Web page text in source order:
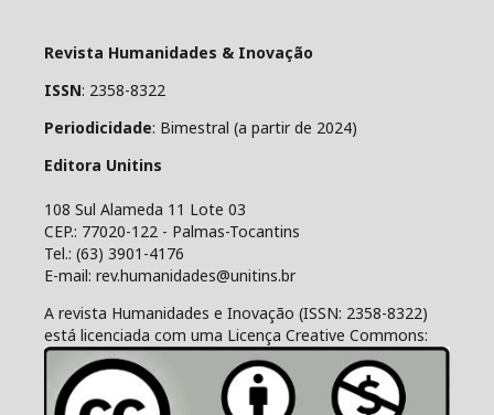
Revista Humanidades & Inovação
ISSN: 2358-8322
Periodicidade: Bimestral (a partir de 2024)
Editora Unitins
108 Sul Alameda 11 Lote 03
CEP.: 77020-122 - Palmas-Tocantins
Tel.: (63) 3901-4176
E-mail: rev.humanidades@unitins.br
A revista Humanidades e Inovação (ISSN: 2358-8322)
está licenciada com uma Licença Creative Commons: